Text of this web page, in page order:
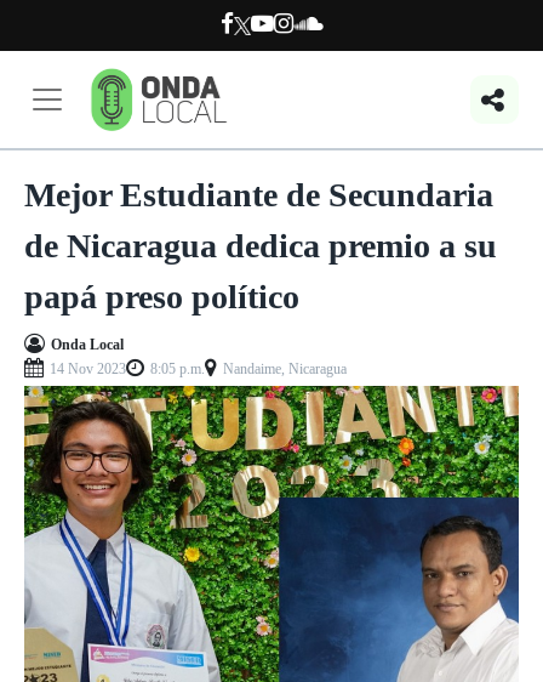
Mejor Estudiante de Secundaria
de Nicaragua dedica premio a su
papá preso político
Onda Local
14 Nov 2023
8:05 p.m. Nandaime, Nicaragua